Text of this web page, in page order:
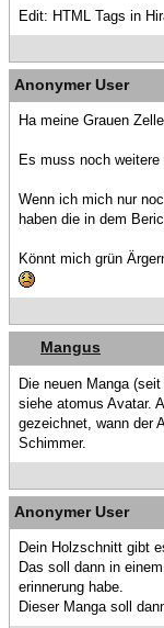
Edit: HTML Tags in
Anonymer User
Ha meine Grauen
Es muss noch
Wenn ich mich nur
haben die in dem
Könnt mich grün
Mangus
Die neuen Manga
siehe atomus Avatar.
gezeichnet, wann der
Schimmer.
Anonymer User
Dein Holzschnitt gibt
Das soll dann in
erinnerung habe.
Dieser Manga soll